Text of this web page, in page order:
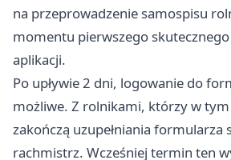
na przeprowadzenie samospisu
momentu pierwszego
aplikacji.
Po upływie 2 dni, logowanie do
możliwe. Z rolnikami, którzy w tym
zakończą uzupełniania formularza
rachmistrz. Wcześniej termin ten